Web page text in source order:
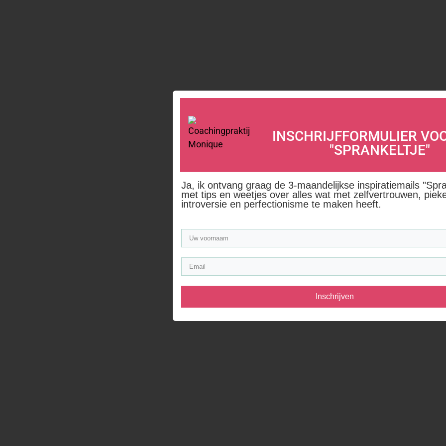
INSCHRIJFFORMULIER
"SPRANKELTJE"
Ja, ik ontvang graag de 3-maandelijkse inspiratiemails
met tips en weetjes over alles wat met zelfvertrouwen,
introversie en perfectionisme te maken heeft.
Inschrijven